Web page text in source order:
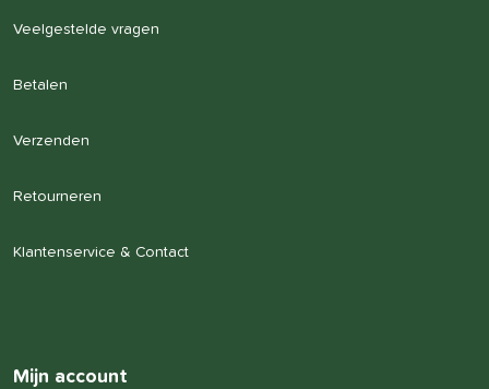
Veelgestelde vragen
Betalen
Verzenden
Retourneren
Klantenservice & Contact
Mijn account